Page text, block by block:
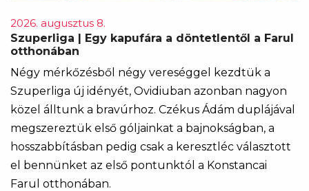
2026. augusztus 8.
Szuperliga | Egy kapufára a döntetlentől a Farul
otthonában
Négy mérkőzésből négy vereséggel kezdtük a
Szuperliga új idényét, Ovidiuban azonban nagyon
közel álltunk a bravúrhoz. Czékus Ádám duplájával
megszereztük első góljainkat a bajnokságban, a
hosszabbításban pedig csak a keresztléc választott
el bennünket az első pontunktól a Konstancai
Farul otthonában.